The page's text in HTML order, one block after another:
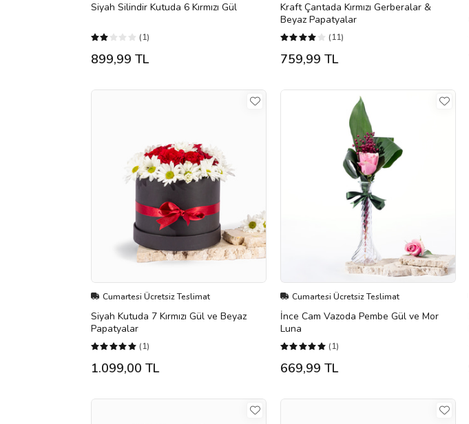
Siyah Silindir Kutuda 6 Kırmızı Gül
(1)
899,99 TL
Kraft Çantada Kırmızı Gerberalar &
Beyaz Papatyalar
(11)
759,99 TL
Cumartesi Ücretsiz Teslimat
Siyah Kutuda 7 Kırmızı Gül ve Beyaz
Papatyalar
(1)
1.099,00 TL
Cumartesi Ücretsiz Teslimat
İnce Cam Vazoda Pembe Gül ve Mor
Luna
(1)
669,99 TL